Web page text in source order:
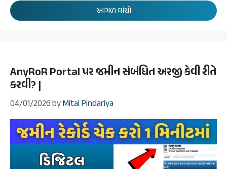
આગળ વાંચો
AnyRoR Portal પર જમીન સંબંધિત અરજી કેવી રીતે
કરવી? |
04/01/2026byMital Pindariya